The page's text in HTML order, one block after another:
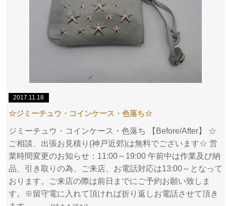
2017.11.18
☆ジミーチュウ・コインケース・色落ち☆
ジミーチュウ・コインケース・色落ち 【Before/After】 ☆
ご相談、出張お見積り(神戸近郊)は無料でございます☆ 営
業時間変更のお知らせ：11:00～19:00 午前中は作業及び納
品、引き取りの為、ご来店、お電話対応は13:00～となって
おります。ご来店の際は前日までにご予約お願い致しま
す。※留守電に入れて頂ければ折り返しお電話させて頂き